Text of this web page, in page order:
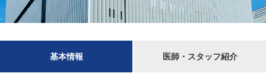
基本情報 医師・スタッフ紹介